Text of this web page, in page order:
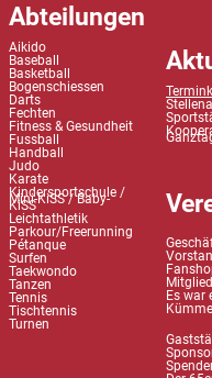
Abteilungen
Aikido
Baseball
Basketball
Bogenschiessen
Darts
Fechten
Fitness & Gesundheit
Fussball
Handball
Judo
Karate
Kindersportschule /
Mini-KiSS / Baby-
KiSS
Leichtathletik
Parkour/Freerunning
Pétanque
Surfen
Taekwondo
Tanzen
Tennis
Tischtennis
Turnen
Es war